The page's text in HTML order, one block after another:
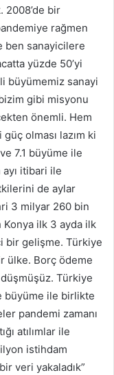
2008’de bir
rağmen
ben sanayicilere
yüzde 50’yi
büyümemiz sanayi
gibi misyonu
önemli. Hem
olması lazım ki
7.1 büyüme ile
itibari ile
de aylar
3 milyar 260 bin
Konya ilk 3 ayda ilk
bir gelişme. Türkiye
ülke. Borç ödeme
Türkiye
büyüme ile birlikte
pandemi zamanı
atılımlar ile
istihdam
veri yakaladık”